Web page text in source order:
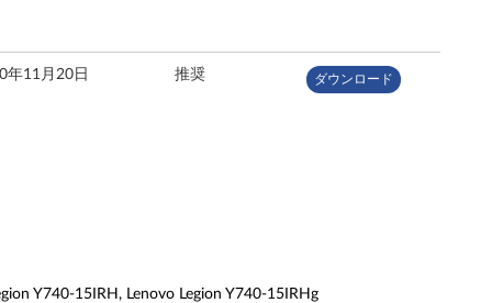
年11月20日 推奨 ダウンロード
Y740-15IRH, Lenovo Legion Y740-15IRHg